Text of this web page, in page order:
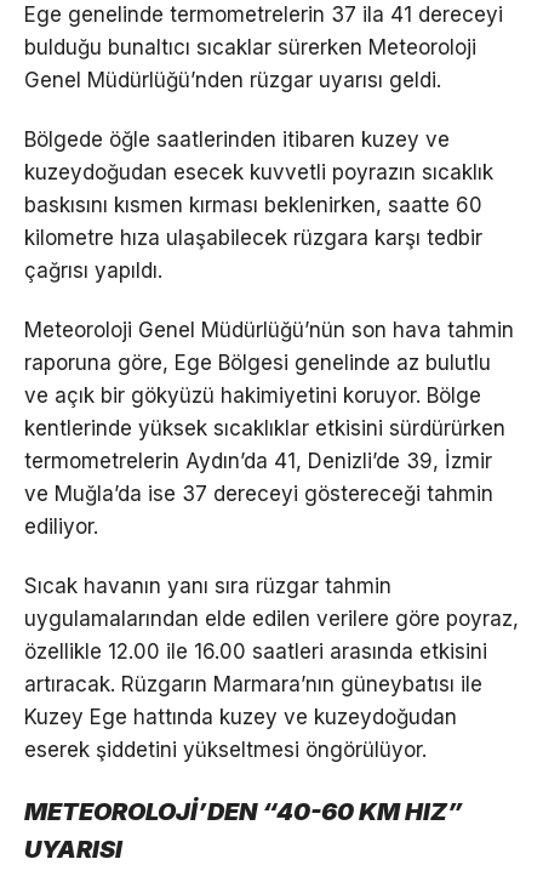
Ege genelinde termometrelerin 37 ila 41 dereceyi
bulduğu bunaltıcı sıcaklar sürerken Meteoroloji
Genel Müdürlüğü’nden rüzgar uyarısı geldi.
Bölgede öğle saatlerinden itibaren kuzey ve
kuzeydoğudan esecek kuvvetli poyrazın sıcaklık
baskısını kısmen kırması beklenirken, saatte 60
kilometre hıza ulaşabilecek rüzgara karşı tedbir
çağrısı yapıldı.
Meteoroloji Genel Müdürlüğü’nün son hava tahmin
raporuna göre, Ege Bölgesi genelinde az bulutlu
ve açık bir gökyüzü hakimiyetini koruyor. Bölge
kentlerinde yüksek sıcaklıklar etkisini sürdürürken
termometrelerin Aydın’da 41, Denizli’de 39, İzmir
ve Muğla’da ise 37 dereceyi göstereceği tahmin
ediliyor.
Sıcak havanın yanı sıra rüzgar tahmin
uygulamalarından elde edilen verilere göre poyraz,
özellikle 12.00 ile 16.00 saatleri arasında etkisini
artıracak. Rüzgarın Marmara’nın güneybatısı ile
Kuzey Ege hattında kuzey ve kuzeydoğudan
eserek şiddetini yükseltmesi öngörülüyor.
METEOROLOJİ’DEN “40-60 KM HIZ”
UYARISI